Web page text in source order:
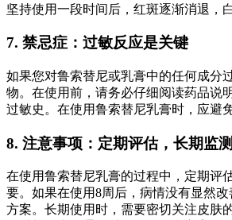
坚持使用一段时间后，红斑逐渐消退，
7. 禁忌症：过敏反应是关键
如果您对鲁索替尼或乳膏中的任何成分
物。在使用前，请务必仔细阅读药品说
过敏史。在使用鲁索替尼乳膏时，应避
8. 注意事项：定期评估，长期监测
在使用鲁索替尼乳膏的过程中，定期评
要。如果在使用8周后，病情没有显然
方案。长期使用时，需要密切关注皮肤